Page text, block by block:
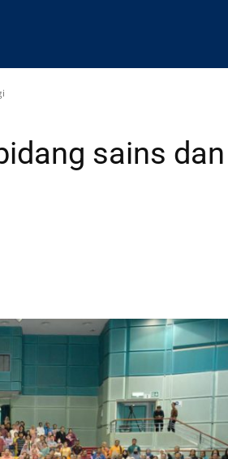
sains dan